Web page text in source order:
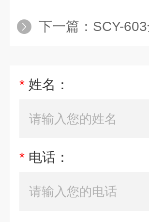
下一篇： SCY-
* 姓名：
* 电话：